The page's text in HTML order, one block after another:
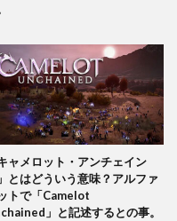
ャメロット・アンチェイン
とはどういう意味？アルファ
トで「Camelot
」と記述するとの事。